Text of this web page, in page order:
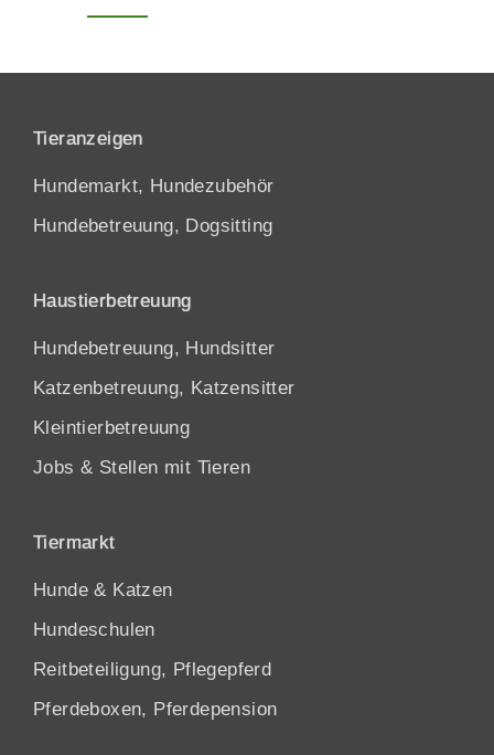
Tieranzeigen
Hundemarkt, Hundezubehör
Hundebetreuung, Dogsitting
Haustierbetreuung
Hundebetreuung, Hundsitter
Katzenbetreuung, Katzensitter
Kleintierbetreuung
Jobs & Stellen mit Tieren
Tiermarkt
Hunde & Katzen
Hundeschulen
Reitbeteiligung, Pflegepferd
Pferdeboxen, Pferdepension